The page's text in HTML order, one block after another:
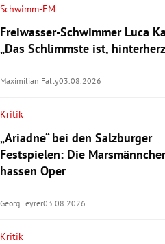
Schwimm-EM
Freiwasser-Schwimmer Luca
„Das Schlimmste ist,
Maximilian Fally03.08.2026
Kritik
„Ariadne“ bei den Salzburger
Festspielen: Die
hassen Oper
Georg Leyrer03.08.2026
Kritik